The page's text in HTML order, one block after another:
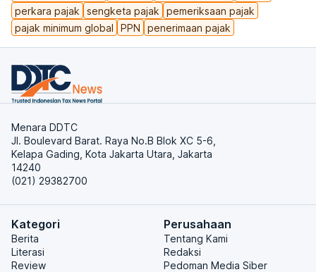
perkara pajak
sengketa pajak
pemeriksaan pajak
pajak minimum global
PPN penerimaan pajak
Menara DDTC
Jl. Boulevard Barat. Raya No.B Blok XC 5-6,
Kelapa Gading, Kota Jakarta Utara, Jakarta
14240
(021) 29382700
Kategori
Berita
Literasi
Review
Perusahaan
Tentang Kami
Redaksi
Pedoman Media Siber